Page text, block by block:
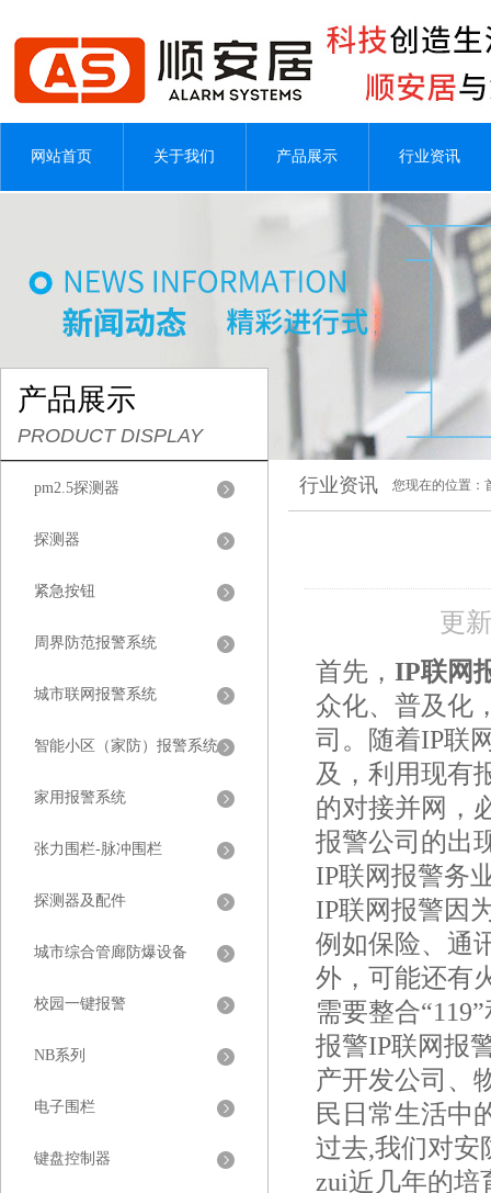
网站首页 关于我们 产品展示 行业资讯
产品展示
PRODUCT DISPLAY
pm2.5探测器
探测器
紧急按钮
周界防范报警系统
城市联网报警系统
智能小区（家防）报警系统
家用报警系统
张力围栏-脉冲围栏
探测器及配件
城市综合管廊防爆设备
校园一键报警
NB系列
电子围栏
键盘控制器
行业资讯 您现在的位置：
更
首先， IP联网
众化、普及化
司。随着IP联
及，利用现有
的对接并网，
报警公司的出
IP联网报警务
IP联网报警因
例如保险、通
外，可能还有
需要整合
报警IP联网报
产开发公司、
民日常生活中
过去,我们对安
zui近几年的培